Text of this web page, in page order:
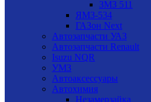
ЗМЗ 511
ЯМЗ-534
ГАЗон Next
Автозапчасти УАЗ
Автозапчасти Renault
Isuzu NQR
УМЗ
Автоаксессуары
Автохимия
Незамерзайка